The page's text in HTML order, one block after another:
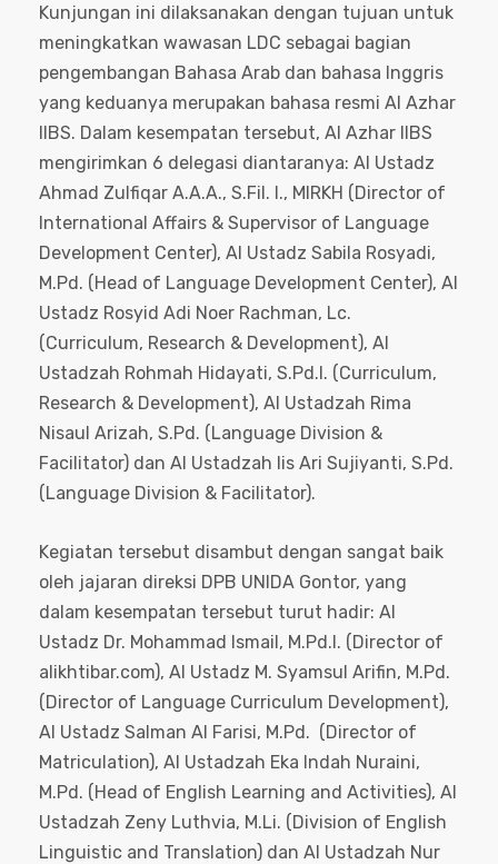
Kunjungan ini dilaksanakan dengan tujuan untuk
meningkatkan wawasan LDC sebagai bagian
pengembangan Bahasa Arab dan bahasa Inggris
yang keduanya merupakan bahasa resmi Al Azhar
IIBS. Dalam kesempatan tersebut, Al Azhar IIBS
mengirimkan 6 delegasi diantaranya: Al Ustadz
Ahmad Zulfiqar A.A.A., S.Fil. I., MIRKH (Director of
International Affairs & Supervisor of Language
Development Center), Al Ustadz Sabila Rosyadi,
M.Pd. (Head of Language Development Center), Al
Ustadz Rosyid Adi Noer Rachman, Lc.
(Curriculum, Research & Development), Al
Ustadzah Rohmah Hidayati, S.Pd.I. (Curriculum,
Research & Development), Al Ustadzah Rima
Nisaul Arizah, S.Pd. (Language Division &
Facilitator) dan Al Ustadzah Iis Ari Sujiyanti, S.Pd.
(Language Division & Facilitator).
Kegiatan tersebut disambut dengan sangat baik
oleh jajaran direksi DPB UNIDA Gontor, yang
dalam kesempatan tersebut turut hadir: Al
Ustadz Dr. Mohammad Ismail, M.Pd.I. (Director of
alikhtibar.com), Al Ustadz M. Syamsul Arifin, M.Pd.
(Director of Language Curriculum Development),
Al Ustadz Salman Al Farisi, M.Pd. (Director of
Matriculation), Al Ustadzah Eka Indah Nuraini,
M.Pd. (Head of English Learning and Activities), Al
Ustadzah Zeny Luthvia, M.Li. (Division of English
Linguistic and Translation) dan Al Ustadzah Nur